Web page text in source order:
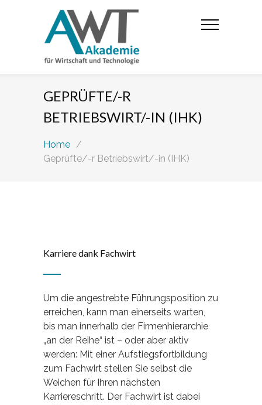
GEPRÜFTE/-R
BETRIEBSWIRT/-IN (IHK)
Home /
Geprüfte/-r Betriebswirt/-in (IHK)
Karriere dank Fachwirt
Um die angestrebte Führungsposition zu
erreichen, kann man einerseits warten,
bis man innerhalb der Firmenhierarchie
„an der Reihe“ ist – oder aber aktiv
werden: Mit einer Aufstiegsfortbildung
zum Fachwirt stellen Sie selbst die
Weichen für Ihren nächsten
Karriereschritt. Der Fachwirt ist dabei